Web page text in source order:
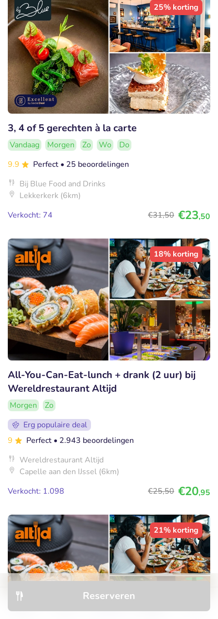
Reserveren
25% korting
3, 4 of 5 gerechten à la carte
Vandaag Morgen Zo Wo
Do
9.9
Perfect • 25 beoordelingen
Bij Blue Food and Drinks
Lekkerkerk (6km)
Verkocht: 74
€31,50 €23,50
18% korting
All-You-Can-Eat-lunch + drank (2 uur) bij
Wereldrestaurant Altijd
Morgen
Zo
Erg populaire deal
9
Perfect • 2.943 beoordelingen
Wereldrestaurant Altijd
Capelle aan den IJssel (6km)
Verkocht: 1.098
€25,50 €20,95
21% korting